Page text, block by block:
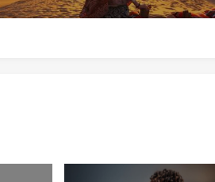
支付宝扫一扫